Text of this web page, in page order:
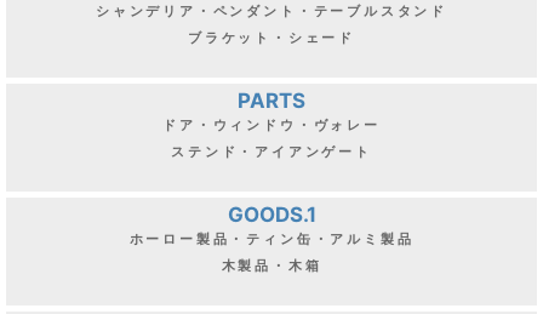
シャンデリア・ペンダント・テーブルスタンド
ブラケット・シェード
PARTS
ドア・ウィンドウ・ヴォレー
ステンド・アイアンゲート
GOODS.1
ホーロー製品・ティン缶・アルミ製品
木製品・木箱